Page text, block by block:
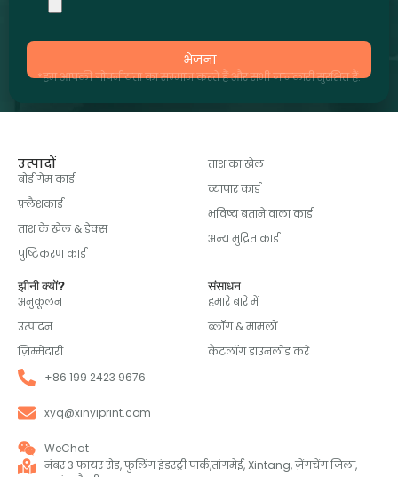
भेजना
*हम आपकी गोपनीयता का सम्मान करते हैं और सभी जानकारी सुरक्षित हैं.
उत्पादों
बोर्ड गेम कार्ड
फ़्लैशकार्ड
ताश के खेल & डेक्स
पुष्टिकरण कार्ड
ताश का खेल
व्यापार कार्ड
भविष्य बताने वाला कार्ड
अन्य मुद्रित कार्ड
झीनी क्यों?
अनुकूलन
उत्पादन
ज़िम्मेदारी
संसाधन
हमारे बारे में
ब्लॉग & मामलों
कैटलॉग डाउनलोड करें
+86 199 2423 9676
xyq@xinyiprint.com
WeChat
नंबर 3 फायर रोड, फुलिंग इंडस्ट्री पार्क,तांगमेई, Xintang, ज़ेंगचेंग जिला,